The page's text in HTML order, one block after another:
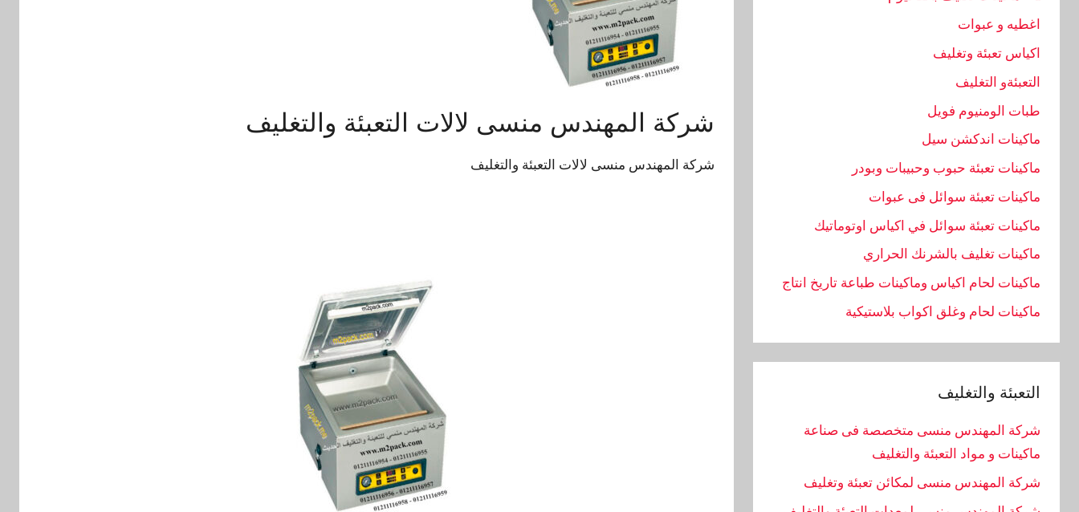
شركة المهندس منسى لالات التعبئة والتغليف
شركة المهندس منسى لالات التعبئة والتغليف
اغطيه و عبوات
اكياس تعبئة وتغليف
التعبئةو التغليف
طبات الومنيوم فويل
ماكينات اندكشن سيل
ماكينات تعبئة حبوب وحبيبات وبودر
ماكينات تعبئة سوائل فى عبوات
ماكينات تعبئة سوائل في اكياس اوتوماتيك
ماكينات تغليف بالشرنك الحراري
ماكينات لحام اكياس وماكينات طباعة تاريخ انتاج
ماكينات لحام وغلق اكواب بلاستيكية
التعبئة والتغليف
شركة المهندس منسى متخصصة فى صناعة
ماكينات و مواد التعبئة والتغليف
شركة المهندس منسى لمكائن تعبئة وتغليف